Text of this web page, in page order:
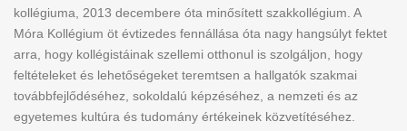
kollégiuma, 2013 decembere óta minősített szakkollégium. A
Móra Kollégium öt évtizedes fennállása óta nagy hangsúlyt fektet
arra, hogy kollégistáinak szellemi otthonul is szolgáljon, hogy
feltételeket és lehetőségeket teremtsen a hallgatók szakmai
továbbfejlődéséhez, sokoldalú képzéséhez, a nemzeti és az
egyetemes kultúra és tudomány értékeinek közvetítéséhez.